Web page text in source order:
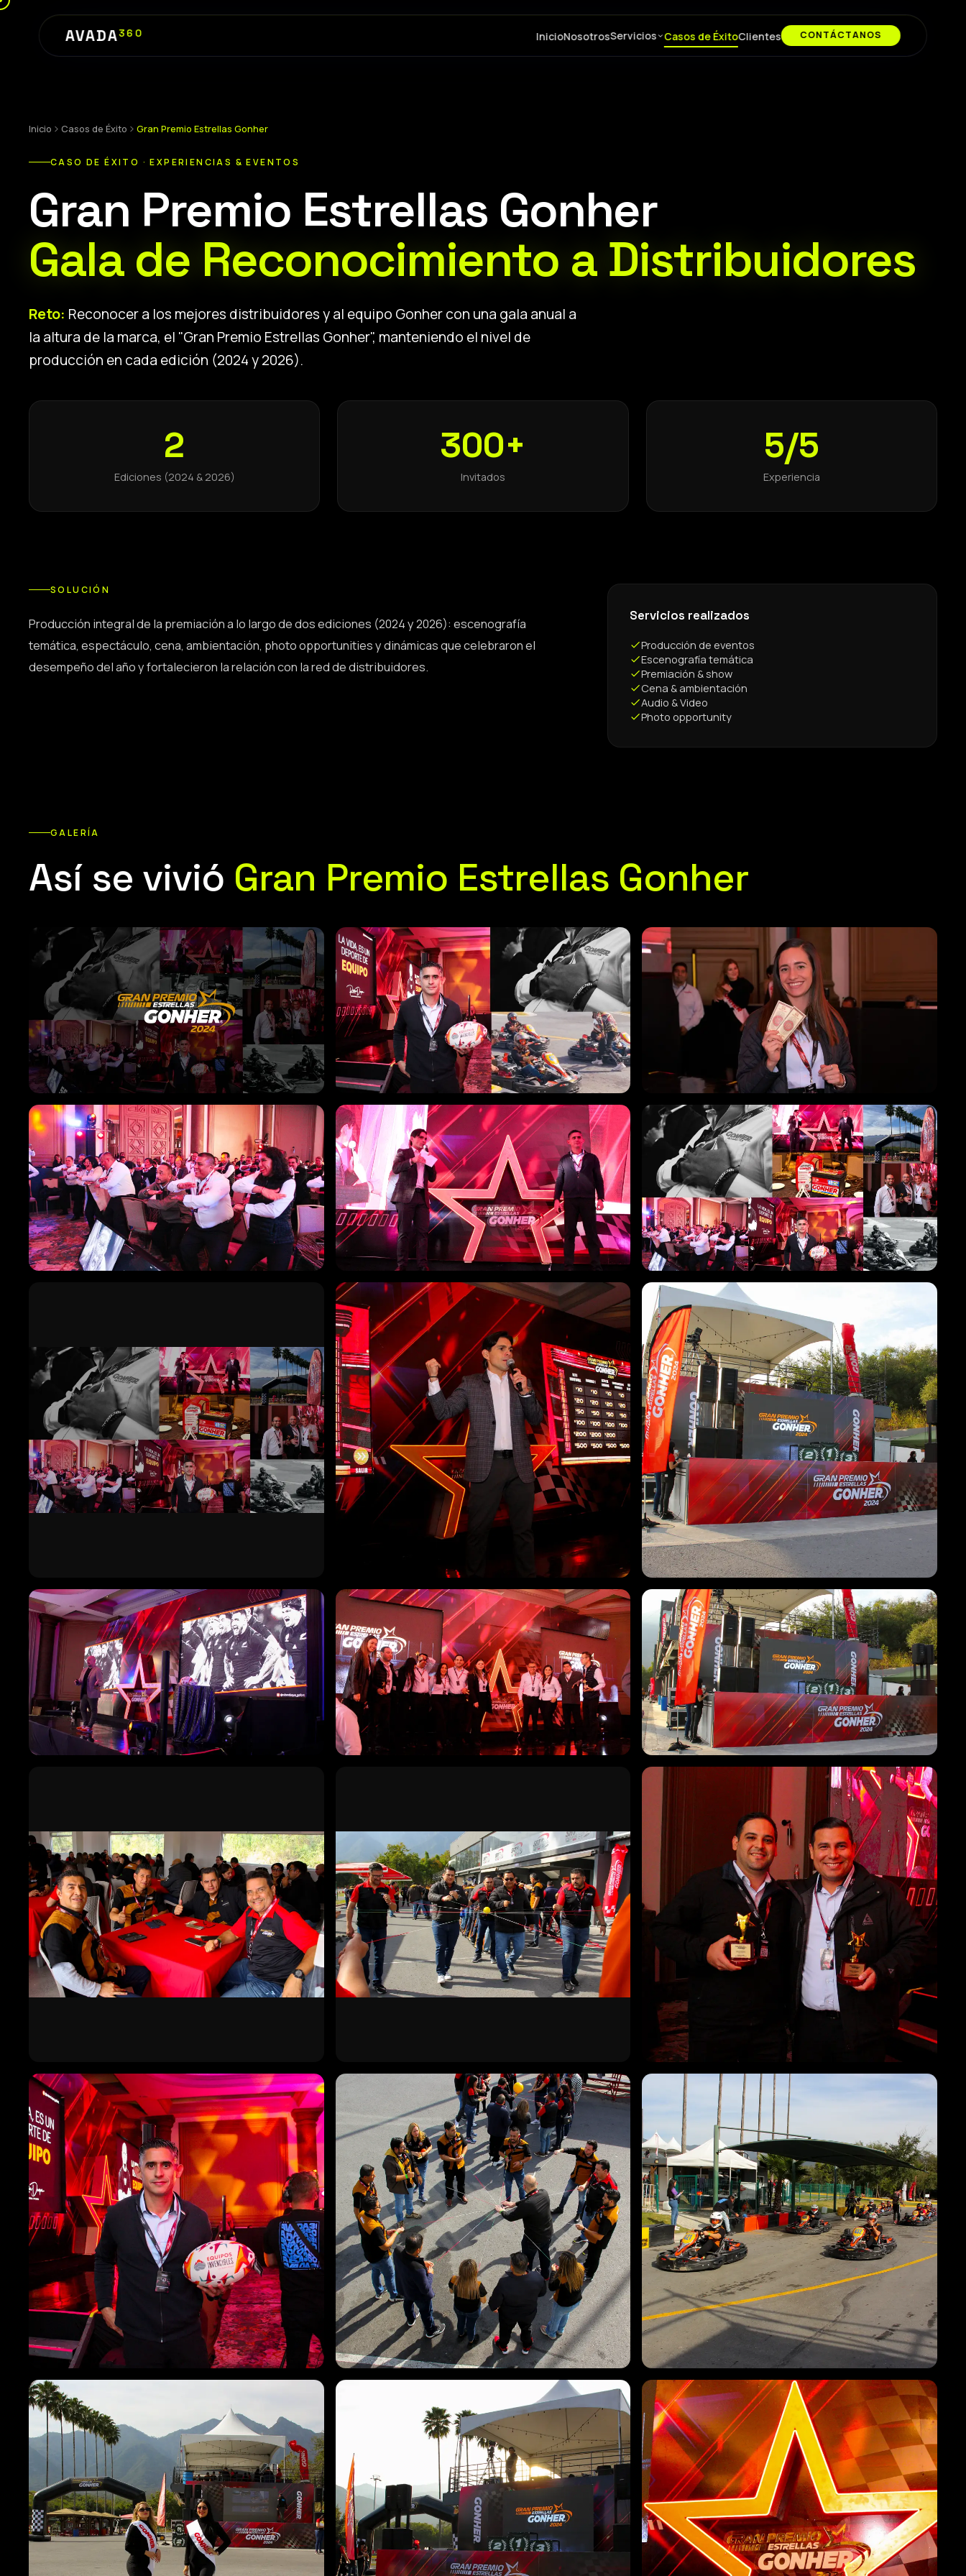
AVADA360 InicioNosotrosServicios Casos de ÉxitoClientes CONTÁCTANOS
Inicio Casos de Éxito Gran Premio Estrellas Gonher
CASO DE ÉXITO · EXPERIENCIAS & EVENTOS
Gran Premio Estrellas Gonher
Gala de Reconocimiento a Distribuidores
Reto: Reconocer a los mejores distribuidores y al equipo Gonher con una gala anual a
la altura de la marca, el "Gran Premio Estrellas Gonher", manteniendo el nivel de
producción en cada edición (2024 y 2026).
2
Ediciones (2024 & 2026)
300+
Invitados
5/5
Experiencia
SOLUCIÓN
Producción integral de la premiación a lo largo de dos ediciones (2024 y 2026): escenografía
temática, espectáculo, cena, ambientación, photo opportunities y dinámicas que celebraron el
desempeño del año y fortalecieron la relación con la red de distribuidores.
Servicios realizados
Producción de eventos
Escenografía temática
Premiación & show
Cena & ambientación
Audio & Video
Photo opportunity
GALERÍA
Así se vivió Gran Premio Estrellas Gonher